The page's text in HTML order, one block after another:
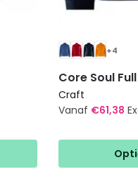
+4
Core Soul
Craft
Vanaf €61,38
heeft